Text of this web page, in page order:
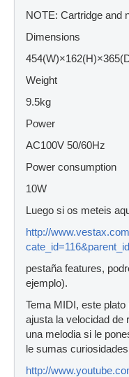
NOTE: Cartridge and
Dimensions
Weight
9.5kg
Power
AC100V 50/60Hz
Power consumption
10W
Luego si os meteis
http://
pestaña features,
ejemplo).
Tema MIDI, este
ajusta la velocidad de
una melodia si le
le sumas
http://